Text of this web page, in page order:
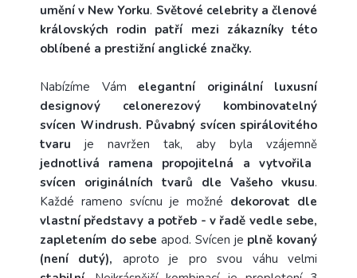
umění v New Yorku. Světové celebrity a členové
královských rodin patří mezi zákazníky této
oblíbené a prestižní anglické značky.
Nabízíme Vám elegantní originální luxusní
designový celonerezový kombinovatelný
svícen Windrush. Půvabný svícen spirálovitého
tvaru je navržen tak, aby byla vzájemně
jednotlivá ramena propojitelná a vytvořila
svícen originálních tvarů dle Vašeho vkusu.
Každé rameno svícnu je možné dekorovat dle
vlastní představy a potřeb - v řadě vedle sebe,
zapletením do sebe apod. Svícen je plně kovaný
(není dutý), aproto je pro svou váhu velmi